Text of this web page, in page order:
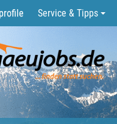
Service & Tipps